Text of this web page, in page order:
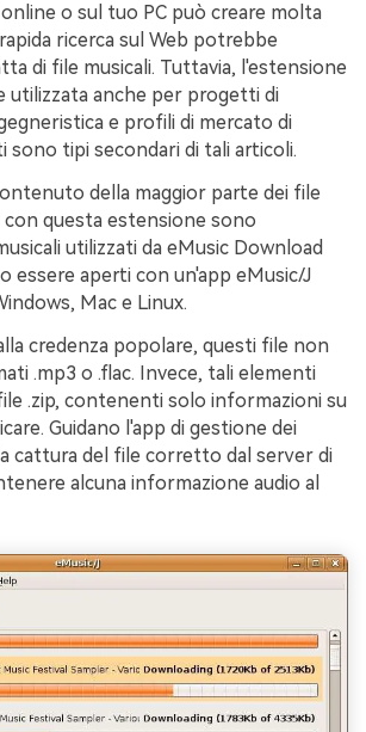
o sul tuo PC può creare molta
ricerca sul Web potrebbe
di file musicali. Tuttavia, l'estensione
utilizzata anche per progetti di
e profili di mercato di
sono tipi secondari di tali articoli.
della maggior parte dei file
con questa estensione sono
utilizzati da eMusic Download
essere aperti con un'app eMusic/J
Mac e Linux.
credenza popolare, questi file non
.mp3 o .flac. Invece, tali elementi
.zip, contenenti solo informazioni su
Guidano l'app di gestione dei
cattura del file corretto dal server di
alcuna informazione audio al